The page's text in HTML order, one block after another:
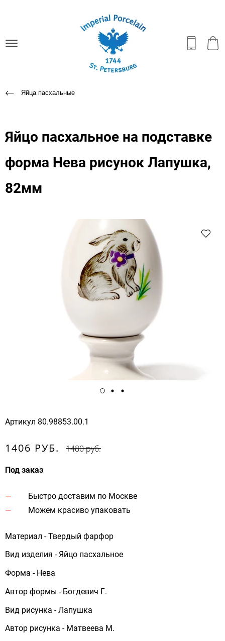
Яйца пасхальные
Яйцо пасхальное на подставке
форма Нева рисунок Лапушка,
82мм
Артикул 80.98853.00.1
1406 РУБ. 1480 руб.
Под заказ
Быстро доставим по Москве
Можем красиво упаковать
Материал - Твердый фарфор
Вид изделия - Яйцо пасхальное
Форма - Нева
Автор формы - Богдевич Г.
Вид рисунка - Лапушка
Автор рисунка - Матвеева М.